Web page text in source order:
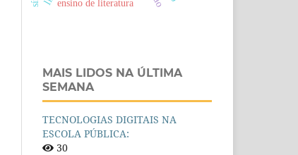
ensino de literatura
MAIS LIDOS NA ÚLTIMA
SEMANA
TECNOLOGIAS DIGITAIS NA
ESCOLA PÚBLICA:
30